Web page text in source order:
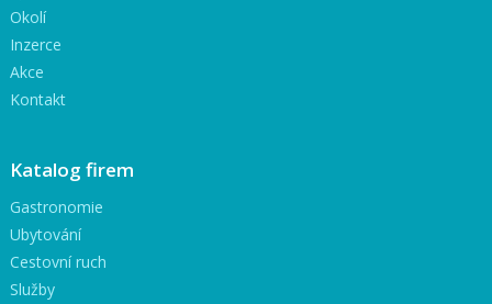
Okolí
Inzerce
Akce
Kontakt
Katalog firem
Gastronomie
Ubytování
Cestovní ruch
Služby